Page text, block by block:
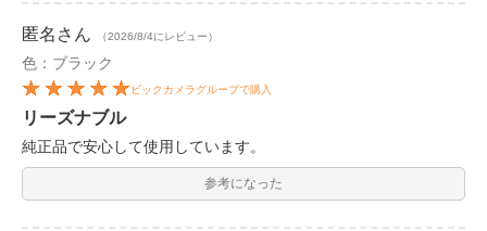
匿名 さん （2026/8/4にレビュー）
色：ブラック
ビックカメラグループで購入
リーズナブル
純正品で安心して使用しています。
参考になった